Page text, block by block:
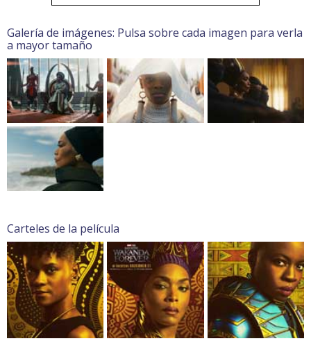
Galería de imágenes: Pulsa sobre cada imagen para verla
a mayor tamaño
Carteles de la película